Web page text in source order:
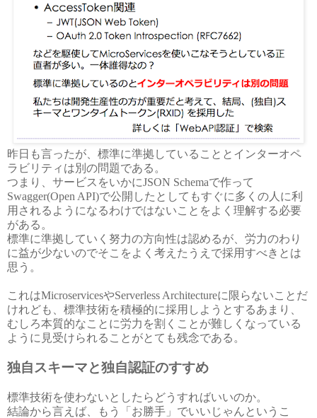
昨日も言ったが、標準に準拠していることとインターオペ
ラビリティは別の問題である。
つまり、サービスをいかにJSON Schemaで作って
Swagger(Open API)で公開したとしてもすぐに多くの人に利
用されるようになるわけではないことをよく理解する必要
がある。
標準に準拠していく努力の方向性は認めるが、労力のわり
に益が少ないのでそこをよく考えたうえで採用すべきとは
思う。
これはMicroservicesやServerless Architectureに限らないことだ
けれども、標準技術を積極的に採用しようとするあまり、
むしろ本質的なことに労力を割くことが難しくなっている
ように見受けられることがとても残念である。
独自スキーマと独自認証のすすめ
標準技術を使わないとしたらどうすればいいのか。
結論から言えば、もう「お勝手」でいいじゃんというこ